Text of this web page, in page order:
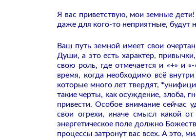
Я вас приветствую, мои земные
даже для кого-то неприятные, будут
Ваш путь земной имеет свои
Души, а это есть характер,
свою роль, где отмечается и «+» и
время, когда необходимо всё
которые много лет твердят, *
такие черты, как осуждение, злоба,
привести. Особое внимание сейчас
свои огрехи, иначе смысл какой
энергетическое поле должно
процессы затронут вас всех. А это,